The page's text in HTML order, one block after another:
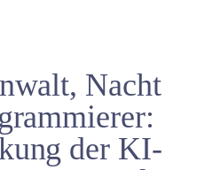
Nacht
der KI-